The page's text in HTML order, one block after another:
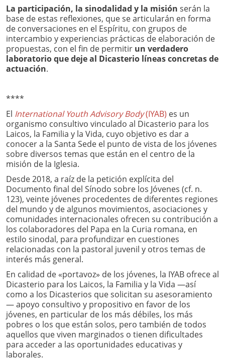
La participación, la sinodalidad y la misión serán la
base de estas reflexiones, que se articularán en forma
de conversaciones en el Espíritu, con grupos de
intercambio y experiencias prácticas de elaboración de
propuestas, con el fin de permitir un verdadero
laboratorio que deje al Dicasterio líneas concretas de
actuación.
****
El International Youth Advisory Body(IYAB) es un
organismo consultivo vinculado al Dicasterio para los
Laicos, la Familia y la Vida, cuyo objetivo es dar a
conocer a la Santa Sede el punto de vista de los jóvenes
sobre diversos temas que están en el centro de la
misión de la Iglesia.
Desde 2018, a raíz de la petición explícita del
Documento final del Sínodo sobre los Jóvenes (cf. n.
123), veinte jóvenes procedentes de diferentes regiones
del mundo y de algunos movimientos, asociaciones y
comunidades internacionales ofrecen su contribución a
los colaboradores del Papa en la Curia romana, en
estilo sinodal, para profundizar en cuestiones
relacionadas con la pastoral juvenil y otros temas de
interés más general.
En calidad de «portavoz» de los jóvenes, la IYAB ofrece al
Dicasterio para los Laicos, la Familia y la Vida —así
como a los Dicasterios que solicitan su asesoramiento
— apoyo consultivo y propositivo en favor de los
jóvenes, en particular de los más débiles, los más
pobres o los que están solos, pero también de todos
aquellos que viven marginados o tienen dificultades
para acceder a las oportunidades educativas y
laborales.